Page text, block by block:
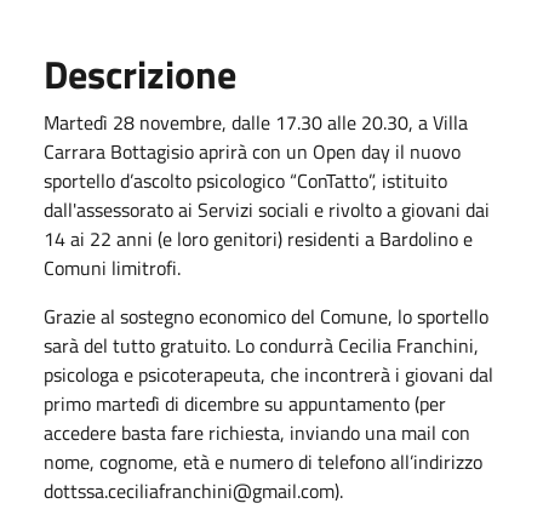
Descrizione
Martedì 28 novembre, dalle 17.30 alle 20.30, a Villa
Carrara Bottagisio aprirà con un Open day il nuovo
sportello d’ascolto psicologico “ConTatto”, istituito
dall'assessorato ai Servizi sociali e rivolto a giovani dai
14 ai 22 anni (e loro genitori) residenti a Bardolino e
Comuni limitrofi.
Grazie al sostegno economico del Comune, lo sportello
sarà del tutto gratuito. Lo condurrà Cecilia Franchini,
psicologa e psicoterapeuta, che incontrerà i giovani dal
primo martedì di dicembre su appuntamento (per
accedere basta fare richiesta, inviando una mail con
nome, cognome, età e numero di telefono all’indirizzo
dottssa.ceciliafranchini@gmail.com).